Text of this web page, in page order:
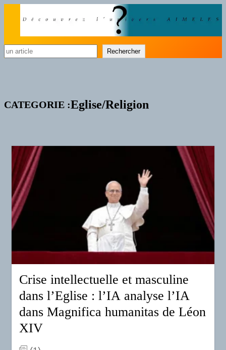
Rechercher
CATEGORIE :Eglise/Religion
Crise intellectuelle et masculine
dans l’Eglise : l’IA analyse l’IA
dans Magnifica humanitas de Léon
XIV